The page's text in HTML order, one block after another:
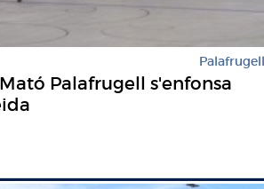
Palafrugell
Palafrugell s'enfonsa